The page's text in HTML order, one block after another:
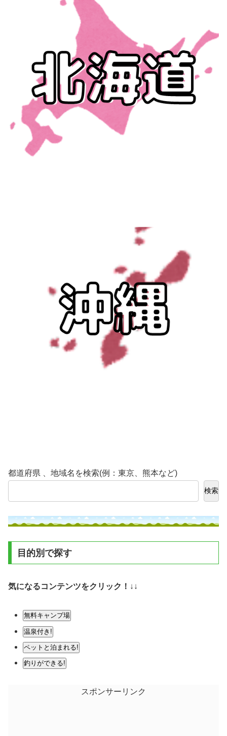
都道府県 、地域名を検索(例：東京、熊本など)
検索
目的別で探す
気になるコンテンツをクリック！ ↓↓
無料キャンプ場
温泉付き!
ペットと泊まれる!
釣りができる!
スポンサーリンク